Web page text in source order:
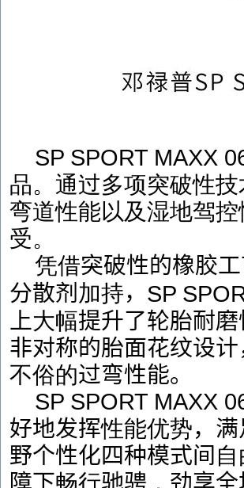
SP SPORT MAXX
品。通过多项突破性
弯道性能以及湿地驾
受。
凭借突破性的橡胶
分散剂 加持， SP
上大幅提升了轮胎耐磨
非对称的胎面花纹设计
不俗的过弯性能。
SP SPORT MAXX
好地发挥性能优势，
野个性化四种模式间
障下畅行驰骋 ， 劲享